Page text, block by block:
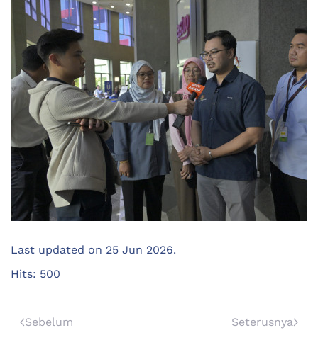
Last updated on 25 Jun 2026.
Hits: 500
Sebelum Seterusnya